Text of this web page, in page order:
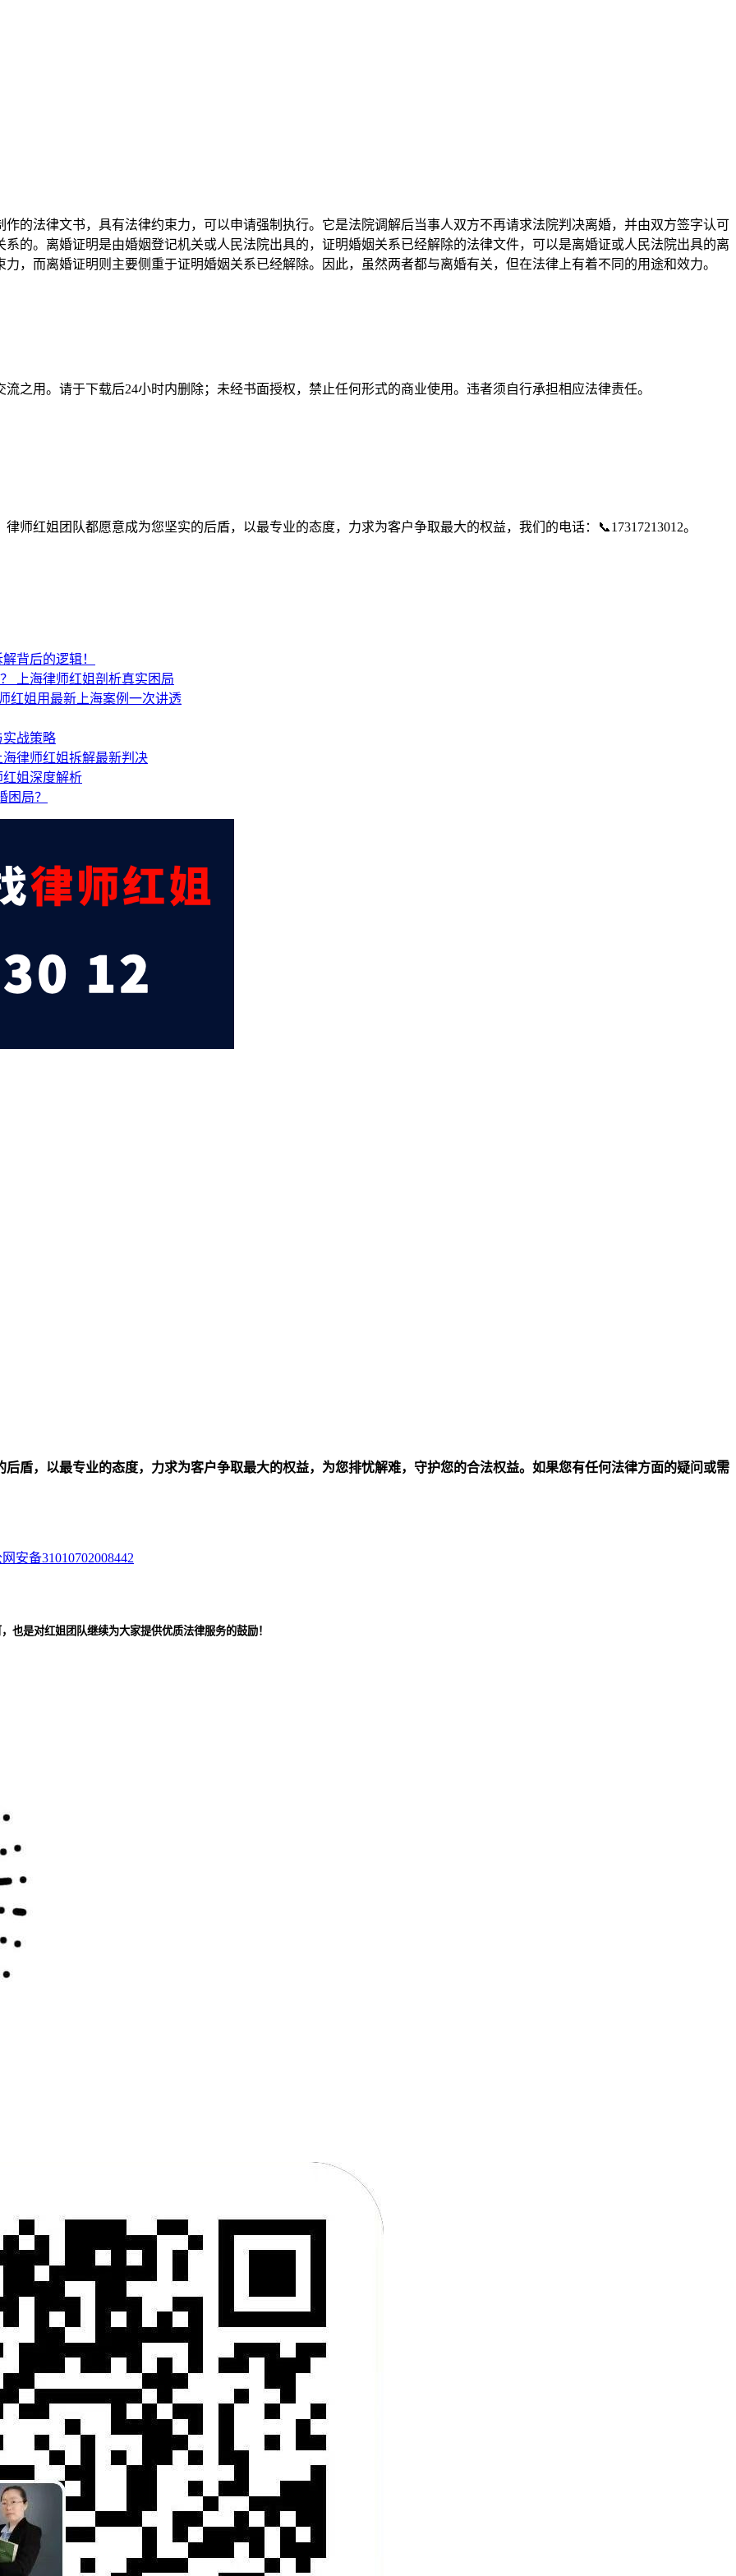
的法律文书，具有法律约束力，可以申请强制执行。它是法院调解后当事人双方不再请求法院判决离婚，并由双方签字认可
的。离婚证明是由婚姻登记机关或人民法院出具的，证明婚姻关系已经解除的法律文件，可以是离婚证或人民法院出具的离
，而离婚证明则主要侧重于证明婚姻关系已经解除。因此，虽然两者都与离婚有关，但在法律上有着不同的用途和效力。
之用。请于下载后24小时内删除；未经书面授权，禁止任何形式的商业使用。违者须自行承担相应法律责任。
师红姐团队都愿意成为您坚实的后盾，以最专业的态度，力求为客户争取最大的权益，我们的电话：📞17317213012。
背后的逻辑！
上海律师红姐剖析真实困局​​
红姐用最新上海案例一次讲透
实战策略
海律师红姐拆解最新判决
姐深度解析
困局？
盾，以最专业的态度，力求为客户争取最大的权益，为您排忧解难，守护您的合法权益。如果您有任何法律方面的疑问或需
安备31010702008442
也是对红姐团队继续为大家提供优质法律服务的鼓励！